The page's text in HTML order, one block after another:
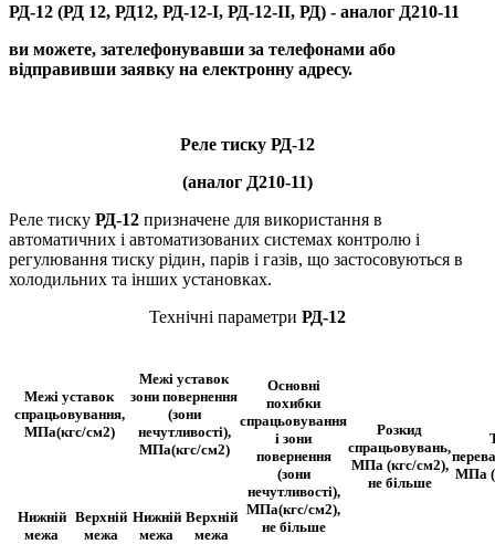
РД-12 (РД 12, РД12, РД-12-I, РД-12-II, РД) - аналог Д210-11
ви можете, зателефонувавши за телефонами або
відправивши заявку на електронну адресу.
Реле тиску РД-12
(аналог Д210-11)
Реле тиску РД-12 призначене для використання в
автоматичних і автоматизованих системах контролю і
регулювання тиску рідин, парів і газів, що застосовуються в
холодильних та інших установках.
Технічні параметри РД-12
Межі уставок
спрацьовування,
МПа(кгс/см2)
Межі уставок
зони повернення
(зони
нечутливості),
МПа(кгс/см2)
Основні
похибки
спрацьовування
і зони
повернення
(зони
нечутливості),
МПа(кгс/см2),
не більше
Розкид
спрацьовувань,
МПа (кгс/см2),
не більше
МПа
Нижній
межа
Верхній
межа
Нижній
межа
Верхній
межа